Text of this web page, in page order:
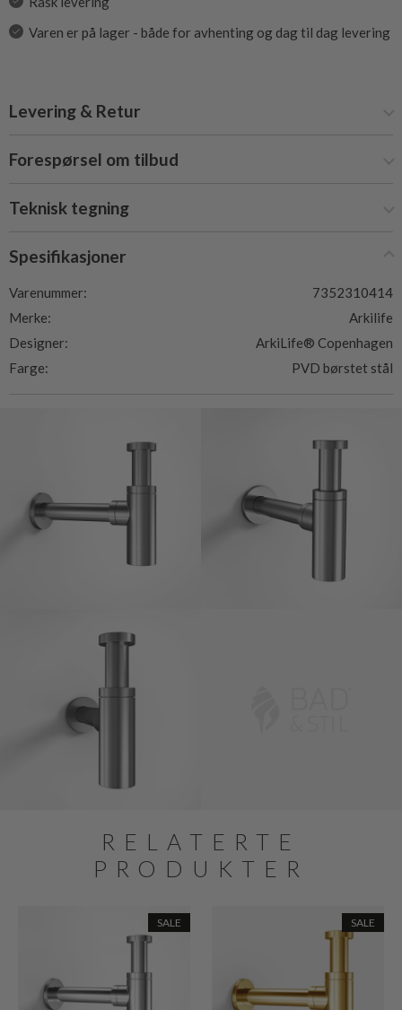
Varen er på lager - både for avhenting og dag til dag levering
Levering & Retur
Forespørsel om tilbud
Teknisk tegning
Spesifikasjoner
Varenummer:
7352310414
Merke:
Arkilife
Designer:
ArkiLife® Copenhagen
Farge:
PVD børstet stål
RELATERTE
PRODUKTER
SALE SALE